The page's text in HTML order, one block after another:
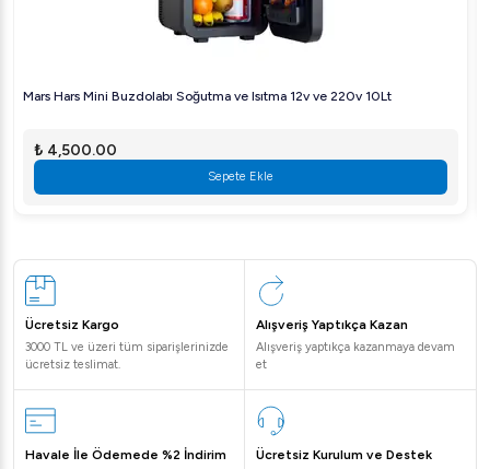
Mars Hars Mini Buzdolabı Soğutma ve Isıtma 12v ve 220v 10Lt
₺ 4,500.00
Sepete Ekle
Ücretsiz Kargo
3000 TL ve üzeri tüm siparişlerinizde
ücretsiz teslimat.
Alışveriş Yaptıkça Kazan
Alışveriş yaptıkça kazanmaya devam
et
Havale İle Ödemede %2 İndirim Ücretsiz Kurulum ve Destek